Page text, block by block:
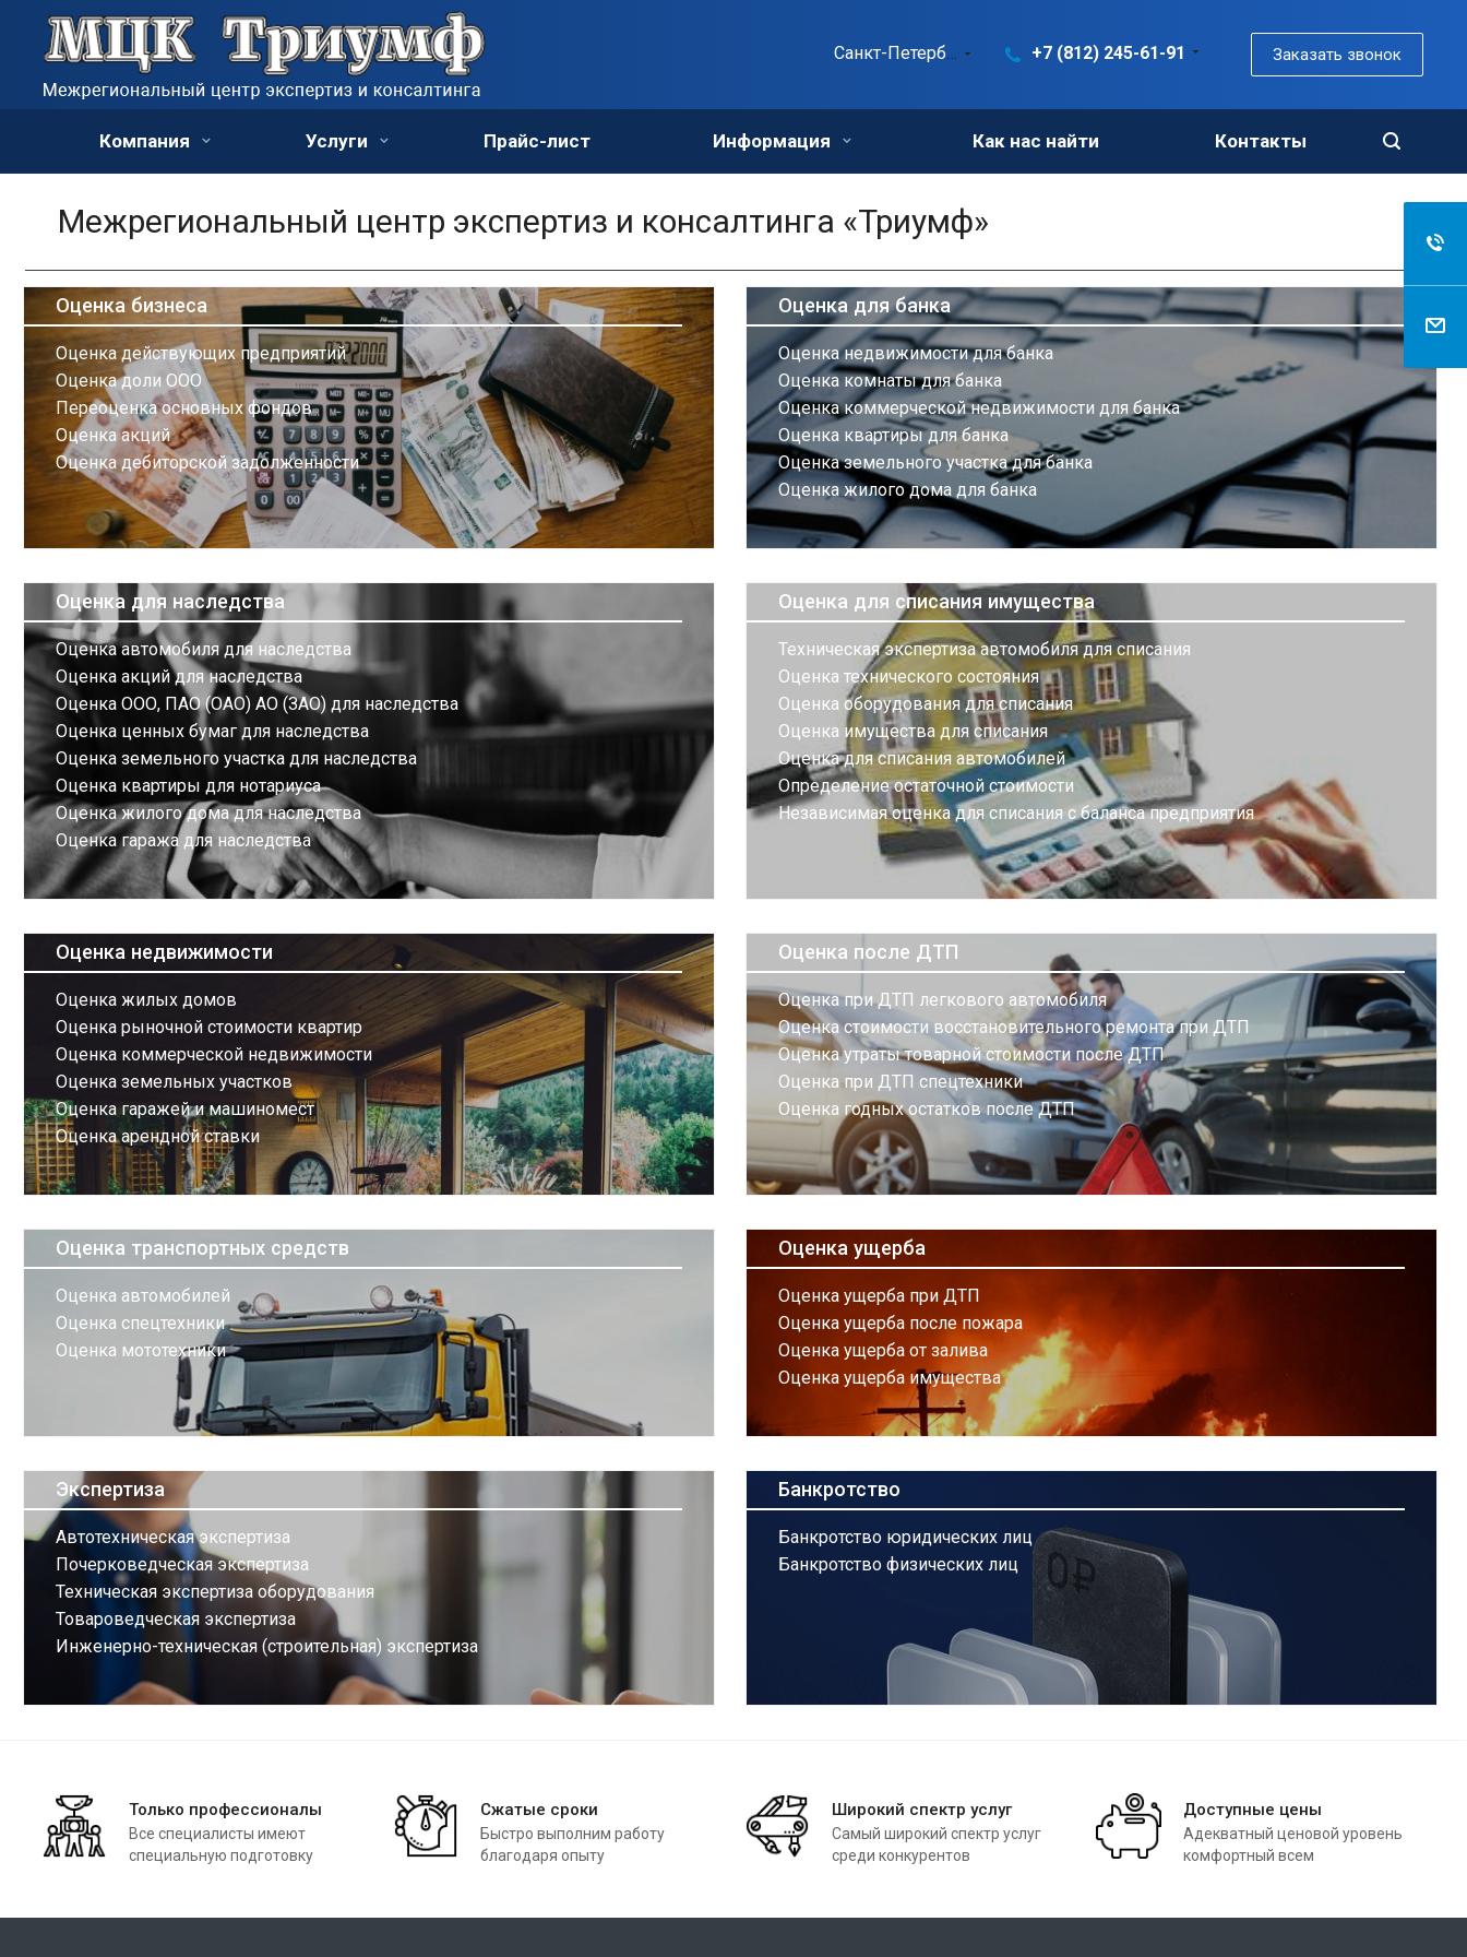
Санкт-Петербург +7 (812) 245-61-91 Заказать звонок
Компания Услуги Прайс-лист Информация Как нас найти Контакты
Межрегиональный центр экспертиз и консалтинга «Триумф»
Оценка бизнеса
Оценка действующих предприятий
Оценка доли ООО
Переоценка основных фондов
Оценка акций
Оценка дебиторской задолженности
Оценка для банка
Оценка недвижимости для банка
Оценка комнаты для банка
Оценка коммерческой недвижимости для банка
Оценка квартиры для банка
Оценка земельного участка для банка
Оценка жилого дома для банка
Оценка для наследства
Оценка автомобиля для наследства
Оценка акций для наследства
Оценка ООО, ПАО (ОАО) АО (ЗАО) для наследства
Оценка ценных бумаг для наследства
Оценка земельного участка для наследства
Оценка квартиры для нотариуса
Оценка жилого дома для наследства
Оценка гаража для наследства
Оценка для списания имущества
Техническая экспертиза автомобиля для списания
Оценка технического состояния
Оценка оборудования для списания
Оценка имущества для списания
Оценка для списания автомобилей
Определение остаточной стоимости
Независимая оценка для списания с баланса предприятия
Оценка недвижимости
Оценка жилых домов
Оценка рыночной стоимости квартир
Оценка коммерческой недвижимости
Оценка земельных участков
Оценка гаражей и машиномест
Оценка арендной ставки
Оценка после ДТП
Оценка при ДТП легкового автомобиля
Оценка стоимости восстановительного ремонта при ДТП
Оценка утраты товарной стоимости после ДТП
Оценка при ДТП спецтехники
Оценка годных остатков после ДТП
Оценка транспортных средств
Оценка автомобилей
Оценка спецтехники
Оценка мототехники
Оценка ущерба
Оценка ущерба при ДТП
Оценка ущерба после пожара
Оценка ущерба от залива
Оценка ущерба имущества
Экспертиза
Автотехническая экспертиза
Почерковедческая экспертиза
Техническая экспертиза оборудования
Товароведческая экспертиза
Инженерно-техническая (строительная) экспертиза
Банкротство
Банкротство юридических лиц
Банкротство физических лиц
Только профессионалы
Все специалисты имеют
специальную подготовку
Сжатые сроки
Быстро выполним работу
благодаря опыту
Широкий спектр услуг
Самый широкий спектр услуг
среди конкурентов
Доступные цены
Адекватный ценовой уровень
комфортный всем